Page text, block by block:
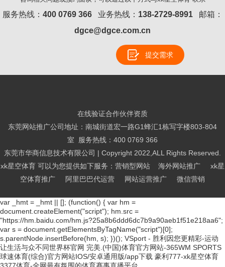
服务热线： 400 0769 366业务热线： 138-2729-8991邮箱：
dgce@dgce.com.cn
提交需求
在线验证合作伙伴资质
东莞网站推广公司地址：南城街道宏一路G1蜂汇1栋写字楼803-804
室 服务热线： 400 0769 366
东莞市华商信息技术有限公司 | Copyright 2022,ALL Rights Reserved.
xk星空体育 可以为您提供如下服务：营销型网站 海外网站推广 xk星
空体育推广 阿里巴巴代运营 网站运营推广 微信营销
var _hmt = _hmt || []; (function() { var hm =
document.createElement("script"); hm.src =
"https://hm.baidu.com/hm.js?25a8b6ddd6dc7b9a90aeb1f51e218aa6";
var s = document.getElementsByTagName("script")[0];
s.parentNode.insertBefore(hm, s); })(); VSport - 胜利因您更精彩-运动
让生活与众不同世界杯官网 完美.(中国)体育官方网站-365WM SPORTS
球速体育(综合)官方网站IOS/安卓通用版/app下载 豪利777-xk星空体育
3377体育-全网最有氛围的体育赛事直播平台